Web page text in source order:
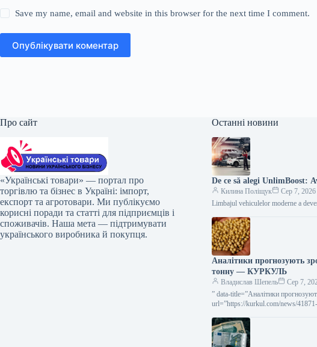
Save my name, email and website in this browser for the next time I comment.
Опублікувати коментар
Про сайт
«Українські товари» — портал про
торгівлю та бізнес в Україні: імпорт,
експорт та агротовари. Ми публікуємо
корисні поради та статті для підприємців і
споживачів. Наша мета — підтримувати
українського виробника й покупця.
Останні новини
De ce să alegi UnlimBoost:
Килина Поліщук
Сер 7, 2026
Limbajul vehiculelor moderne a
Аналітики прогнозують
тонну — КУРКУЛЬ
Владислав Шепель
Сер 7,
” data-title=”Аналітики
url=”https://kurkul.com/news/